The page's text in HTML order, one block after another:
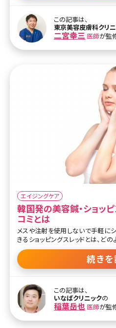
聞けない情報満載です。治療を検討
目次 ・若返りの種類について ・切る施術 ・切らない施術 ・サーマク
ールFLXについて ・サーマクールを
いて ・ウルセラを受ける際の注意
違いを知りたい ・女性はいつから
この記事は、
東京美容皮膚科クリ
二宮幸三 医師が監
エイジングケア
韓国発の美容鍼・ショッ
コミとは
メスや注射を使用しないで手軽に
きるショッピングスレッドとは、ど
なるメリットやデメリット、治療方法
ドを検討するさいに参考にしてみてくださいね
スレッドとは 2.ショッピングスレッ
スレッドのデメリット 6.ショッピング
ョッピングスレッドとは 加齢とともにコラーゲンが減少すると、顔の
たるみやシワが気になる人も多いの
ではなかなか改善しない場合に効
ドです。ショッピングスレッドの他に
続き
この記事は、
いなばクリニックの
稲葉岳也 医師が監